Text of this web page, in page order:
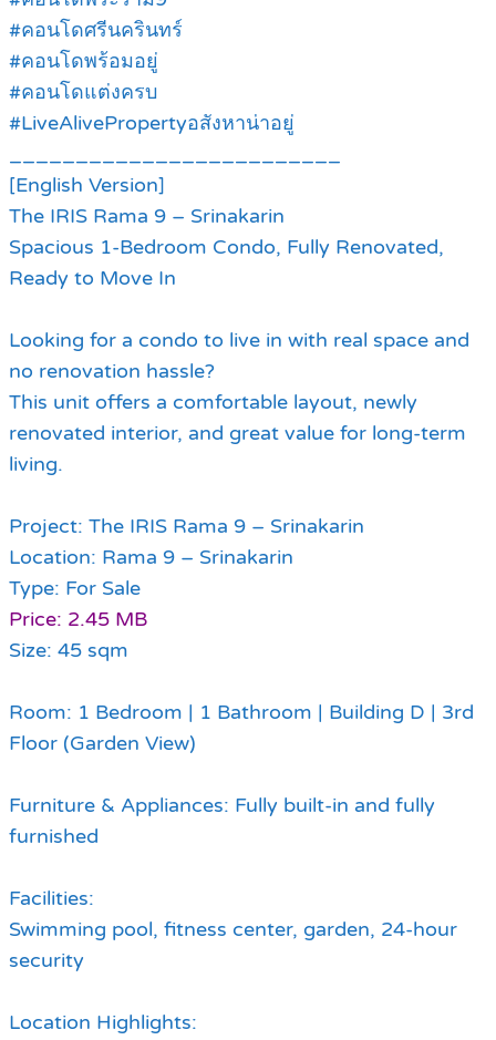
#คอนโดศรีนครินทร์
#คอนโดพร้อมอยู่
#คอนโดแต่งครบ
#LiveAlivePropertyอสังหาน่าอยู่
[English Version]
The IRIS Rama 9 – Srinakarin
Spacious 1-Bedroom Condo, Fully Renovated,
Ready to Move In
Looking for a condo to live in with real space and
no renovation hassle?
This unit offers a comfortable layout, newly
renovated interior, and great value for long-term
living.
Project: The IRIS Rama 9 – Srinakarin
Location: Rama 9 – Srinakarin
Type: For Sale
Price: 2.45 MB
Size: 45 sqm
Room: 1 Bedroom | 1 Bathroom | Building D | 3rd
Floor (Garden View)
Furniture & Appliances: Fully built-in and fully
furnished
Facilities:
Swimming pool, fitness center, garden, 24-hour
security
Location Highlights: